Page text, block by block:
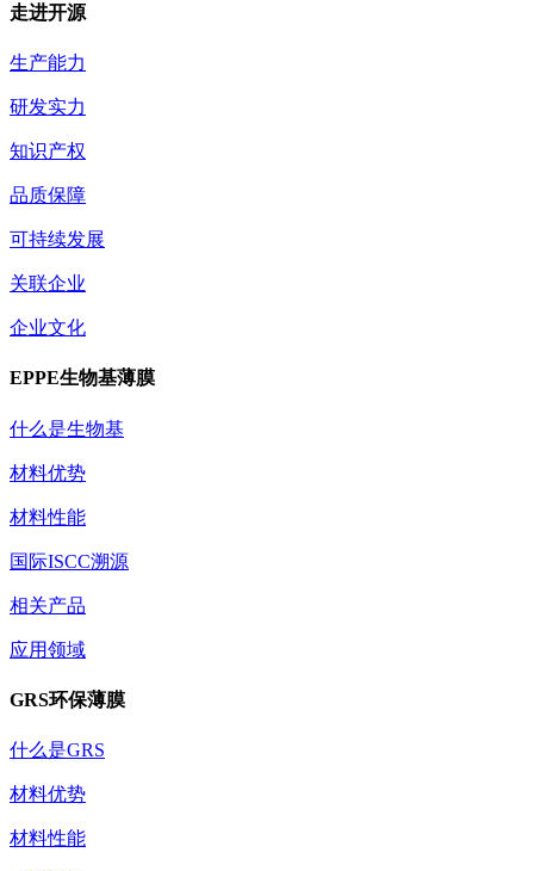
走进开源
生产能力
研发实力
知识产权
品质保障
可持续发展
关联企业
企业文化
EPPE生物基薄膜
什么是生物基
材料优势
材料性能
国际ISCC溯源
相关产品
应用领域
GRS环保薄膜
什么是GRS
材料优势
材料性能